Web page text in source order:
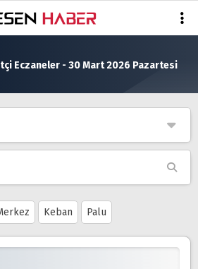
Eczaneler - 30 Mart 2026 Pazartesi
Keban Palu